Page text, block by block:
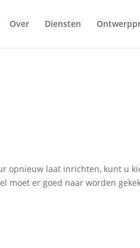
Over Diensten
opnieuw laat inrichten, kunt u
moet er goed naar worden